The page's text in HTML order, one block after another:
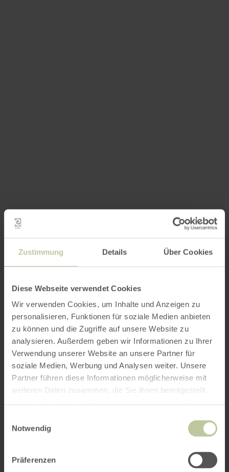
Zustimmung Details Über Cookies
Diese Webseite verwendet Cookies
Wir verwenden Cookies, um Inhalte und Anzeigen zu
personalisieren, Funktionen für soziale Medien anbieten
zu können und die Zugriffe auf unsere Website zu
analysieren. Außerdem geben wir Informationen zu Ihrer
Verwendung unserer Website an unsere Partner für
soziale Medien, Werbung und Analysen weiter. Unsere
Partner führen diese Informationen möglicherweise mit
weiteren Daten zusammen, die Sie ihnen bereitgestellt
Notwendig
Präferenzen